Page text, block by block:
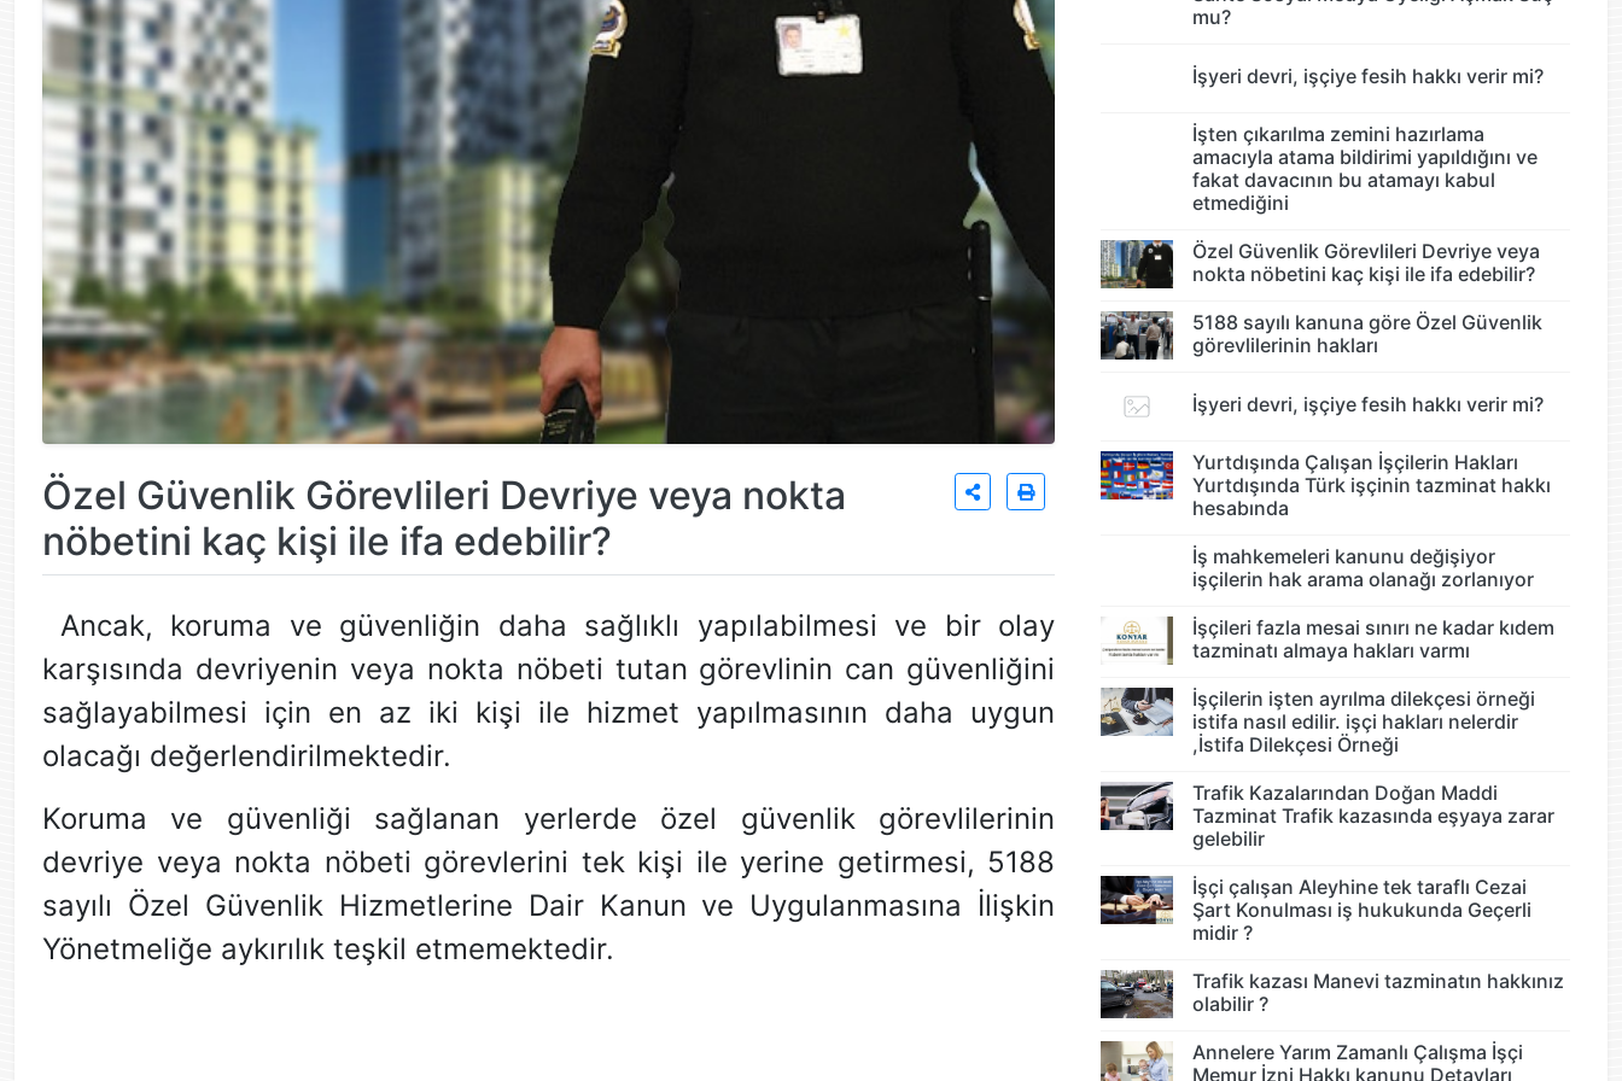
Özel Güvenlik Görevlileri Devriye veya nokta
nöbetini kaç kişi ile ifa edebilir?
Ancak, koruma ve güvenliğin daha sağlıklı yapılabilmesi ve bir olay
karşısında devriyenin veya nokta nöbeti tutan görevlinin can güvenliğini
sağlayabilmesi için en az iki kişi ile hizmet yapılmasının daha uygun
olacağı değerlendirilmektedir.
Koruma ve güvenliği sağlanan yerlerde özel güvenlik görevlilerinin
devriye veya nokta nöbeti görevlerini tek kişi ile yerine getirmesi, 5188
sayılı Özel Güvenlik Hizmetlerine Dair Kanun ve Uygulanmasına İlişkin
Yönetmeliğe aykırılık teşkil etmemektedir.
mu?
İşyeri devri, işçiye fesih hakkı verir mi?
İşten çıkarılma zemini hazırlama
amacıyla atama bildirimi yapıldığını ve
fakat davacının bu atamayı kabul
etmediğini
Özel Güvenlik Görevlileri Devriye veya
nokta nöbetini kaç kişi ile ifa edebilir?
5188 sayılı kanuna göre Özel Güvenlik
görevlilerinin hakları
İşyeri devri, işçiye fesih hakkı verir mi?
Yurtdışında Çalışan İşçilerin Hakları
Yurtdışında Türk işçinin tazminat hakkı
hesabında
İş mahkemeleri kanunu değişiyor
işçilerin hak arama olanağı zorlanıyor
İşçileri fazla mesai sınırı ne kadar kıdem
tazminatı almaya hakları varmı
İşçilerin işten ayrılma dilekçesi örneği
istifa nasıl edilir. işçi hakları nelerdir
,İstifa Dilekçesi Örneği
Trafik Kazalarından Doğan Maddi
Tazminat Trafik kazasında eşyaya zarar
gelebilir
İşçi çalışan Aleyhine tek taraflı Cezai
Şart Konulması iş hukukunda Geçerli
midir ?
Trafik kazası Manevi tazminatın hakkınız
olabilir ?
Annelere Yarım Zamanlı Çalışma İşçi
Memur İzni Hakkı kanunu Detayları